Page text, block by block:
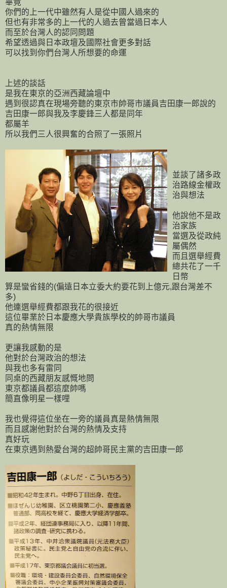
你們的上一代中雖然有人是從中國人過來的
但也有非常多的上一代的人過去曾當過日本人
而至於台灣人的認同問題
希望透過與日本政壇及國際社會更多對話
可以找到你們台灣人所想要的命運
上述的談話
是我在東京的亞洲西藏論壇中
遇到很認真在現場旁聽的東京市帥哥市議員吉田康一郎說的
吉田康一郎與我及李慶鋒三人都是同年
都屬羊
所以我們三人很興奮的合照了一張照片
並談了諸多政
治路線金權政
治與想法
他說他不是政
治家族
當選及從政純
屬偶然
而且選舉經費
總共花了一千
日幣
算是蠻省錢的(偏遠日本立委大約要花到上億元,跟台灣差不
多)
他連選舉經費都跟我花的很接近
這位畢業於日本慶應大學貴族學校的帥哥市議員
真的熱情無限
更讓我感動的是
他對於台灣政治的想法
與我也多有雷同
同桌的西藏朋友感慨地問
東京都議員都這麼帥嗎
簡直像明星一樣哩
我也覺得這位坐在一旁的議員真是熱情無限
而且感謝他對於台灣的熱情及支持
真好玩
在東京遇到熱愛台灣的超帥哥民主黨的吉田康一郎